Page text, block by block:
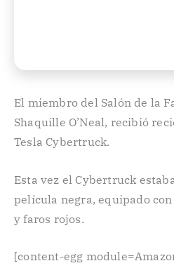
El miembro del Salón de la
Shaquille O’Neal, recibió
Tesla Cybertruck.
Esta vez el Cybertruck
película negra, equipado
y faros rojos.
[content-egg